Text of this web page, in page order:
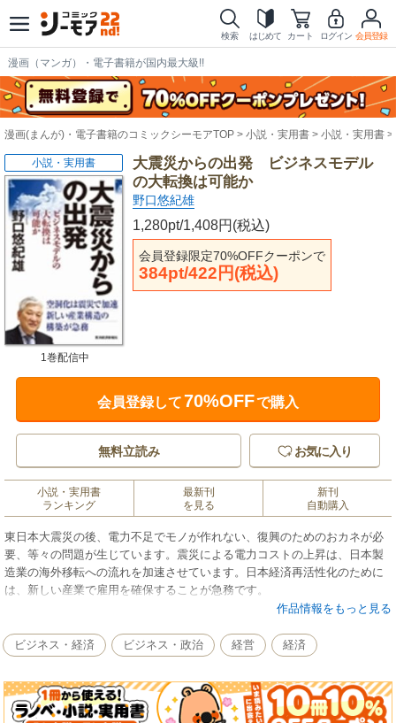
検索 はじめて カート ログイン 会員登録
漫画（マンガ）・電子書籍が国内最大級!!
漫画(まんが)・電子書籍のコミックシーモアTOP 小説・実用書 小説・実用書
大震災からの出発 ビジネスモデル
の大転換は可能か
野口悠紀雄
1,280pt/1,408円(税込)
会員登録限定70%OFFクーポンで
384pt/422円(税込)
小説・実用書
1巻配信中
会員登録して70%OFFで購入
無料立読み お気に入り
小説・実用書
ランキング
最新刊
を見る
新刊
自動購入
東日本大震災の後、電力不足でモノが作れない、復興のためのおカネが必
要、等々の問題が生じています。震災による電力コストの上昇は、日本製
造業の海外移転への流れを加速させています。日本経済再活性化のために
は、新しい産業で雇用を確保することが急務です。
著者は生産工程の思い切った海外展開や対外資産の取り崩しでおカネを作
るための円安政策がとられていたがゆえに震災前から停滞し、「失われた
２０年」に陥っていた、という側面もあります。
者にあった、と著者は考えます。震災をきっかけに、古い制度や慣習を捨
て、新しい日本経済を作ることはできるのでしょうか。日本経済に対して
作品情報をもっと見る
ビジネス・経済 ビジネス・政治 経営 経済